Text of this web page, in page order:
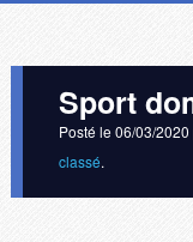
Sport
Posté le 06/03/2020
classé.